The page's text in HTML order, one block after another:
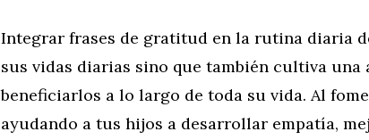
Integrar frases de gratitud en la rutina diaria
sus vidas diarias sino que también cultiva una
beneficiarlos a lo largo de toda su vida. Al
ayudando a tus hijos a desarrollar empatía,